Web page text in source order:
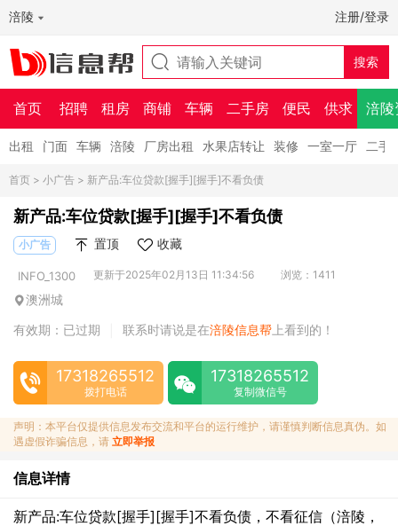
涪陵 注册/登录
首页 招聘 租房 商铺 车辆 二手房 便民 供求 涪陵
出租 门面 车辆 涪陵 厂房出租 水果店转让 装修 一室一厅 二手
首页 > 小广告 > 新产品:车位贷款[握手][握手]不看负债
新产品:车位贷款[握手][握手]不看负债
小广告 置顶 收藏
INFO_1300 更新于2025年02月13日 11:34:56 浏览：1411
澳洲城
有效期：已过期
联系时请说是在涪陵信息帮 上看到的！
17318265512
拨打电话
17318265512
复制微信号
声明：本平台仅提供信息发布交流和平台的运行维护，请谨慎判断信息真伪。如
遇虚假诈骗信息，请 立即举报
信息详情
新产品:车位贷款[握手][握手]不看负债，不看征信（涪陵，